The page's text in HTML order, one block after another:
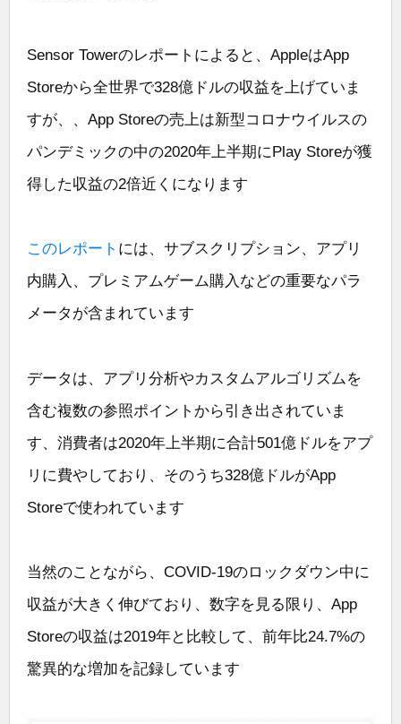
Sensor Towerのレポートによると、AppleはApp
Storeから全世界で328億ドルの収益を上げていま
すが、、App Storeの売上は新型コロナウイルスの
パンデミックの中の2020年上半期にPlay Storeが獲
得した収益の2倍近くになります
このレポート には、サブスクリプション、アプリ
内購入、プレミアムゲーム購入などの重要なパラ
メータが含まれています
データは、アプリ分析やカスタムアルゴリズムを
含む複数の参照ポイントから引き出されていま
す、消費者は2020年上半期に合計501億ドルをアプ
リに費やしており、そのうち328億ドルがApp
Storeで使われています
当然のことながら、COVID-19のロックダウン中に
収益が大きく伸びており、数字を見る限り、App
Storeの収益は2019年と比較して、前年比24.7%の
驚異的な増加を記録しています